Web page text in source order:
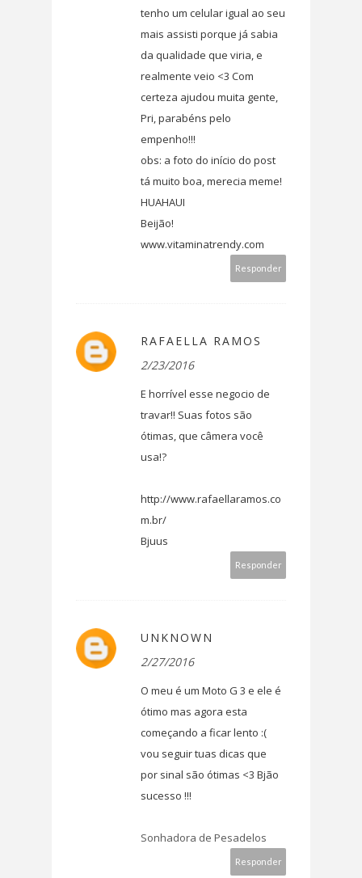
tenho um celular igual ao seu
mais assisti porque já sabia
da qualidade que viria, e
realmente veio <3 Com
certeza ajudou muita gente,
Pri, parabéns pelo
empenho!!!
obs: a foto do início do post
tá muito boa, merecia meme!
HUAHAUI
Beijão!
www.vitaminatrendy.com
Responder
RAFAELLA RAMOS
2/23/2016
E horrível esse negocio de
travar!! Suas fotos são
ótimas, que câmera você
usa!?
http://www.rafaellaramos.co
m.br/
Bjuus
Responder
UNKNOWN
2/27/2016
O meu é um Moto G 3 e ele é
ótimo mas agora esta
começando a ficar lento :(
vou seguir tuas dicas que
por sinal são ótimas <3 Bjão
sucesso !!!
Sonhadora de Pesadelos
Responder